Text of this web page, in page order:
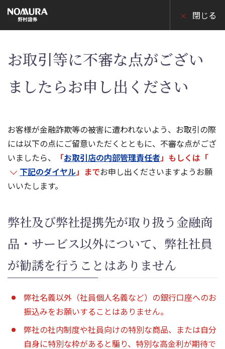
の
ー
閉じる
お取引等に不審な点がござい
ましたらお申し出ください
お客様が金融詐欺等の被害に遭われないよう、お取引の際
には以下の点にご留意いただくとともに、不審な点がござ
いましたら、
「お取引店の内部管理責任者」もしくは「
下記のダイヤル」までお申し出くださいますようお願
いいたします。
弊社及び弊社提携先が取り扱う金融商
品・サービス以外について、弊社社員
が勧誘を行うことはありません
弊社名義以外（社員個人名義など）の銀行口座へのお
振込みをお願いすることはありません。
弊社の社内制度や社員向けの特別な商品、または自分
自身に特別な枠があると騙り、特別な高金利が期待で